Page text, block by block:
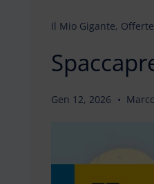
Il Mio Gigante, Offerte
Gen 12, 2026